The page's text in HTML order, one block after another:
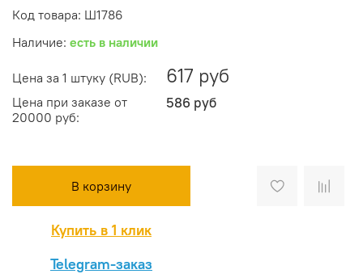
Код товара: Ш1786
Наличие: есть в наличии
Цена за 1 штуку (RUB): 617 руб
Цена при заказе от
20000 руб:
586 руб
В корзину
Купить в 1 клик
Telegram-заказ